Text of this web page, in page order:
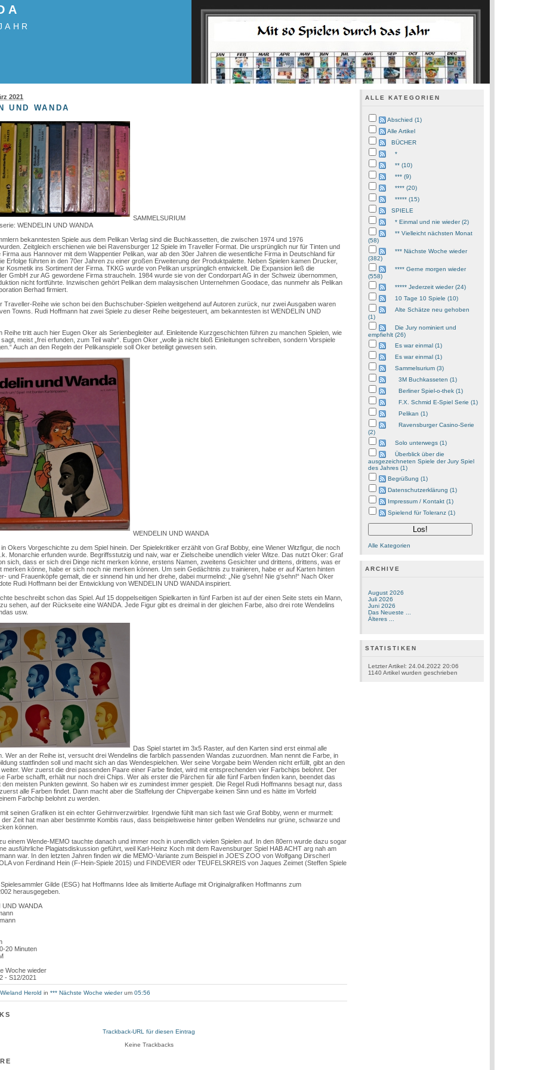
2021
UND WANDA
SAMMELSURIUM
WENDELIN UND WANDA
bekanntesten Spiele aus dem Pelikan Verlag sind die Buchkassetten, die zwischen 1974 und 1976
Zeitgleich erschienen wie bei Ravensburger 12 Spiele im Traveller Format. Die ursprünglich nur für Tinten und
Firma aus Hannover mit dem Wappentier Pelikan, war ab den 30er Jahren die wesentliche Firma in Deutschland für
Erfolge führten in den 70er Jahren zu einer großen Erweiterung der Produktpalette. Neben Spielen kamen Drucker,
Kosmetik ins Sortiment der Firma. TKKG wurde von Pelikan ursprünglich entwickelt. Die Expansion ließ die
GmbH zur AG gewordene Firma straucheln. 1984 wurde sie von der Condorpart AG in der Schweiz übernommen,
nicht fortführte. Inzwischen gehört Pelikan dem malaysischen Unternehmen Goodace, das nunmehr als Pelikan
Berhad firmiert.
Traveller-Reihe wie schon bei den Buchschuber-Spielen weitgehend auf Autoren zurück, nur zwei Ausgaben waren
Towns. Rudi Hoffmann hat zwei Spiele zu dieser Reihe beigesteuert, am bekanntesten ist WENDELIN UND
Reihe tritt auch hier Eugen Oker als Serienbegleiter auf. Einleitende Kurzgeschichten führen zu manchen Spielen, wie
meist „frei erfunden, zum Teil wahr“. Eugen Oker „wolle ja nicht bloß Einleitungen schreiben, sondern Vorspiele
Auch an den Regeln der Pelikanspiele soll Oker beteiligt gewesen sein.
WENDELIN UND WANDA
Okers Vorgeschichte zu dem Spiel hinein. Der Spielekritiker erzählt von Graf Bobby, eine Wiener Witzfigur, die noch
Monarchie erfunden wurde. Begriffsstutzig und naiv, war er Zielscheibe unendlich vieler Witze. Das nutzt Oker: Graf
sich, dass er sich drei Dinge nicht merken könne, erstens Namen, zweitens Gesichter und drittens, drittens, was er
merken könne, habe er sich noch nie merken können. Um sein Gedächtnis zu trainieren, habe er auf Karten hinten
und Frauenköpfe gemalt, die er sinnend hin und her drehe, dabei murmelnd: „Nie g’sehn! Nie g’sehn!“ Nach Oker
Rudi Hoffmann bei der Entwicklung von WENDELIN UND WANDA inspiriert.
beschreibt schon das Spiel. Auf 15 doppelseitigen Spielkarten in fünf Farben ist auf der einen Seite stets ein Mann,
sehen, auf der Rückseite eine WANDA. Jede Figur gibt es dreimal in der gleichen Farbe, also drei rote Wendelins
usw.
Das Spiel startet im 3x5 Raster, auf den Karten sind erst einmal alle
Wer an der Reihe ist, versucht drei Wendelins die farblich passenden Wandas zuzuordnen. Man nennt die Farbe, in
stattfinden soll und macht sich an das Wendespielchen. Wer seine Vorgabe beim Wenden nicht erfüllt, gibt an den
Wer zuerst die drei passenden Paare einer Farbe findet, wird mit entsprechenden vier Farbchips belohnt. Der
Farbe schafft, erhält nur noch drei Chips. Wer als erster die Pärchen für alle fünf Farben finden kann, beendet das
den meisten Punkten gewinnt. So haben wir es zumindest immer gespielt. Die Regel Rudi Hoffmanns besagt nur, dass
alle Farben findet. Dann macht aber die Staffelung der Chipvergabe keinen Sinn und es hätte im Vorfeld
Farbchip belohnt zu werden.
seinen Grafiken ist ein echter Gehirnverzwirbler. Irgendwie fühlt man sich fast wie Graf Bobby, wenn er murmelt:
der Zeit hat man aber bestimmte Kombis raus, dass beispielsweise hinter gelben Wendelins nur grüne, schwarze und
können.
einem Wende-MEMO tauchte danach und immer noch in unendlich vielen Spielen auf. In den 80ern wurde dazu sogar
ausführliche Plagiatsdiskussion geführt, weil Karl-Heinz Koch mit dem Ravensburger Spiel HAB ACHT arg nah am
war. In den letzten Jahren finden wir die MEMO-Variante zum Beispiel in JOE’S ZOO von Wolfgang Dirscherl
von Ferdinand Hein (F-Hein-Spiele 2015) und FINDEVIER oder TEUFELSKREIS von Jaques Zeimet (Steffen Spiele
Gilde (ESG) hat Hoffmanns Idee als limitierte Auflage mit Originalgrafiken Hoffmanns zum
herausgegeben.
UND WANDA
20 Minuten
Woche wieder
- S12/2021
Wieland Herold in*** Nächste Woche wiederum05:56
Trackback-URL für diesen Eintrag
Keine Trackbacks
ALLE KATEGORIEN
Abschied (1)
Alle Artikel
BÜCHER
*
** (10)
*** (9)
**** (20)
***** (15)
SPIELE
* Einmal und nie wieder (2)
** Vielleicht nächsten Monat
(58)
*** Nächste Woche wieder
(382)
**** Gerne morgen wieder
(558)
***** Jederzeit wieder (24)
10 Tage 10 Spiele (10)
Alte Schätze neu gehoben
(1)
Die Jury nominiert und
empfiehlt (26)
Es war einmal (1)
Es war einmal (1)
Sammelsurium (3)
3M Buchkasseten (1)
Berliner Spiel-o-thek (1)
F.X. Schmid E-Spiel Serie (1)
Pelikan (1)
Ravensburger Casino-Serie
(2)
Solo unterwegs (1)
Überblick über die
ausgezeichneten Spiele der Jury Spiel
des Jahres (1)
Begrüßung (1)
Datenschutzerklärung (1)
Impressum / Kontakt (1)
Spielend für Toleranz (1)
Alle Kategorien
ARCHIVE
August 2026
Juli 2026
Juni 2026
Das Neueste ...
Älteres ...
STATISTIKEN
Letzter Artikel: 24.04.2022 20:06
1140Artikel wurden geschrieben